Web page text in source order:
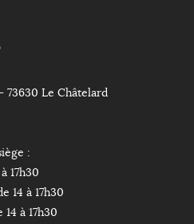
73630 Le Châtelard
:
17h30
14 à 17h30
à 17h30